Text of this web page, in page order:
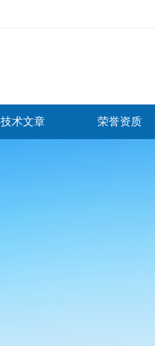
技术文章 荣誉资质